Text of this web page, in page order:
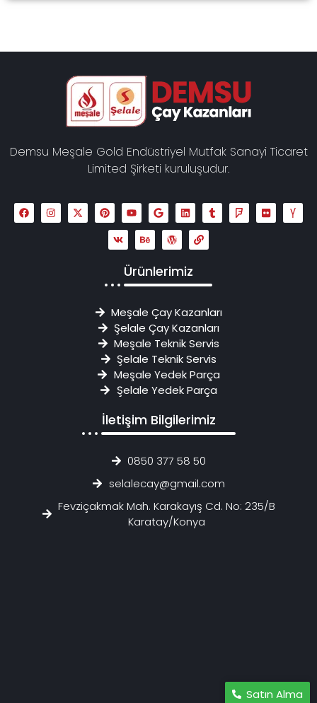
Demsu Meşale Gold Endüstriyel Mutfak Sanayi Ticaret
Limited Şirketi kuruluşudur.
Ürünlerimiz
Meşale Çay Kazanları
Şelale Çay Kazanları
Meşale Teknik Servis
Şelale Teknik Servis
Meşale Yedek Parça
Şelale Yedek Parça
İletişim Bilgilerimiz
0850 377 58 50
selalecay@gmail.com
Fevziçakmak Mah. Karakayış Cd. No: 235/B
Karatay/Konya
Satın Alma